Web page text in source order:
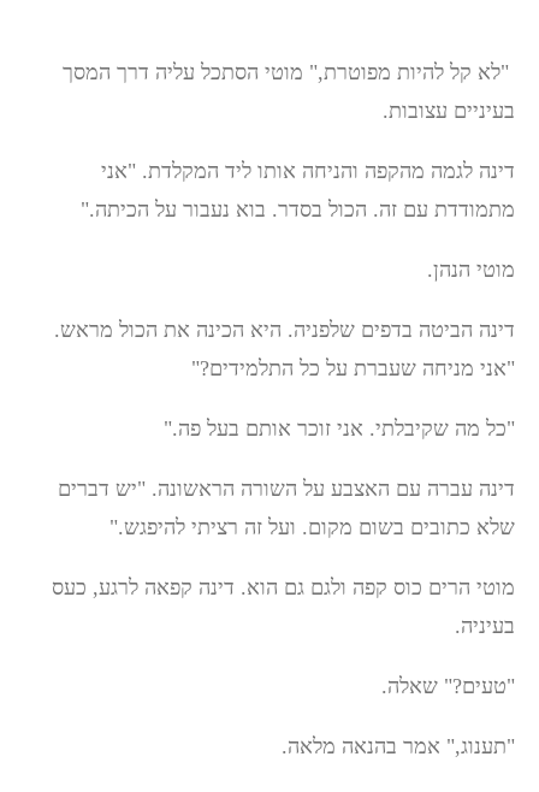
"לא קל להיות מפוטרת," מוטי הסתכל עליה דרך המסך
בעיניים עצובות.
דינה לגמה מהקפה והניחה אותו ליד המקלדת. "אני
מתמודדת עם זה. הכול בסדר. בוא נעבור על הכיתה."
מוטי הנהן.
דינה הביטה בדפים שלפניה. היא הכינה את הכול מראש.
"אני מניחה שעברת על כל התלמידים?"
"כל מה שקיבלתי. אני זוכר אותם בעל פה."
דינה עברה עם האצבע על השורה הראשונה. "יש דברים
שלא כתובים בשום מקום. ועל זה רציתי להיפגש."
מוטי הרים כוס קפה ולגם גם הוא. דינה קפאה לרגע, כעס
בעיניה.
"טעים?" שאלה.
"תענוג," אמר בהנאה מלאה.